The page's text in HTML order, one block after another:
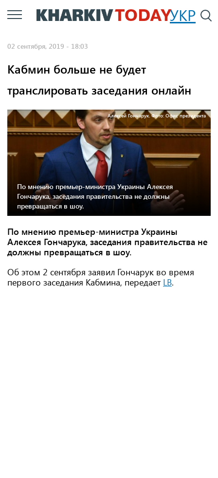
Перейти
к
УКР
02 сентября, 2019 - 18:03
Кабмин больше не будет
транслировать заседания онлайн
Алексей Гончарук. Фото: Офис президента
По мнению премьер-министра Украины Алексея
Гончарука, заседания правительства не должны
превращаться в шоу.
По мнению премьер-министра Украины
Алексея Гончарука, заседания правительства не
должны превращаться в шоу.
Об этом 2 сентября заявил Гончарук во время
первого заседания Кабмина, передает LB.